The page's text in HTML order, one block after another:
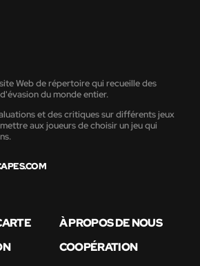
Web de répertoire qui recueille des
du monde entier.
et des critiques sur différents jeux
aux joueurs de choisir un jeu qui
À PROPOS DE NOUS
COOPÉRATION